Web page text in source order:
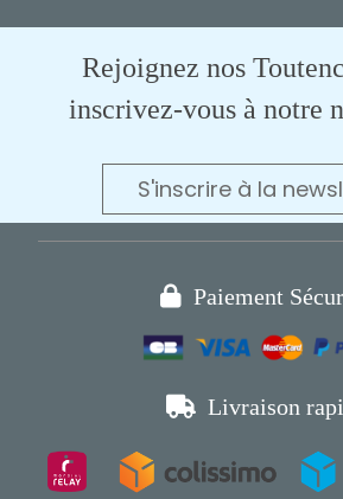
Rejoignez nos
inscrivez-vous à notre
S'inscrire à la
 Paiement
 Livraison